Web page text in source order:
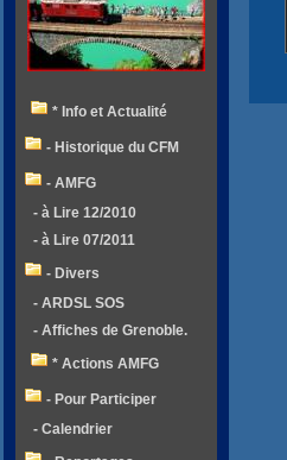
* Info et Actualité
- Historique du CFM
- AMFG
- à Lire 12/2010
- à Lire 07/2011
- Divers
- ARDSL SOS
- Affiches de Grenoble.
* Actions AMFG
- Pour Participer
- Calendrier